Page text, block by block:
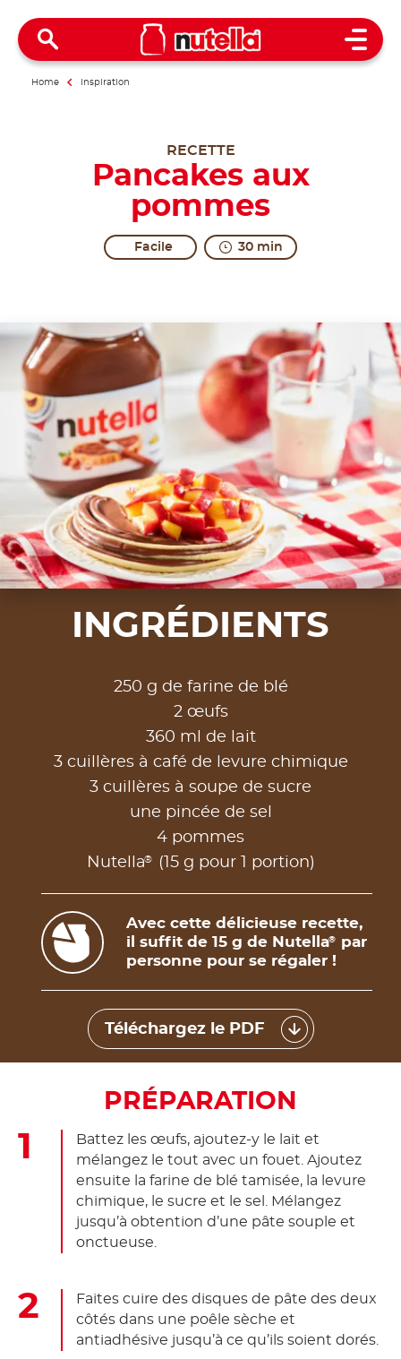
Open
Home Inspiration
RECETTE
Pancakes aux
pommes
Facile 30 min
INGRÉDIENTS
250 g de farine de blé
2 œufs
360 ml de lait
3 cuillères à café de levure chimique
3 cuillères à soupe de sucre
une pincée de sel
4 pommes
Nutella® (15 g pour 1 portion)
Avec cette délicieuse recette,
il suffit de 15 g de Nutella®
par
personne pour se régaler !
Téléchargez le PDF
PRÉPARATION
Battez les œufs, ajoutez-y le lait et
mélangez le tout avec un fouet. Ajoutez
ensuite la farine de blé tamisée, la levure
chimique, le sucre et le sel. Mélangez
jusqu’à obtention d’une pâte souple et
onctueuse.
Faites cuire des disques de pâte des deux
côtés dans une poêle sèche et
antiadhésive jusqu’à ce qu’ils soient dorés.